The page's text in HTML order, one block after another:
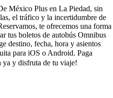
México Plus en La Piedad, sin
el tráfico y la incertidumbre de
te ofrecemos una forma
tus boletos de autobús Omnibus
destino, fecha, hora y asientos
para iOS o Android. Paga
ya y disfruta de tu viaje!